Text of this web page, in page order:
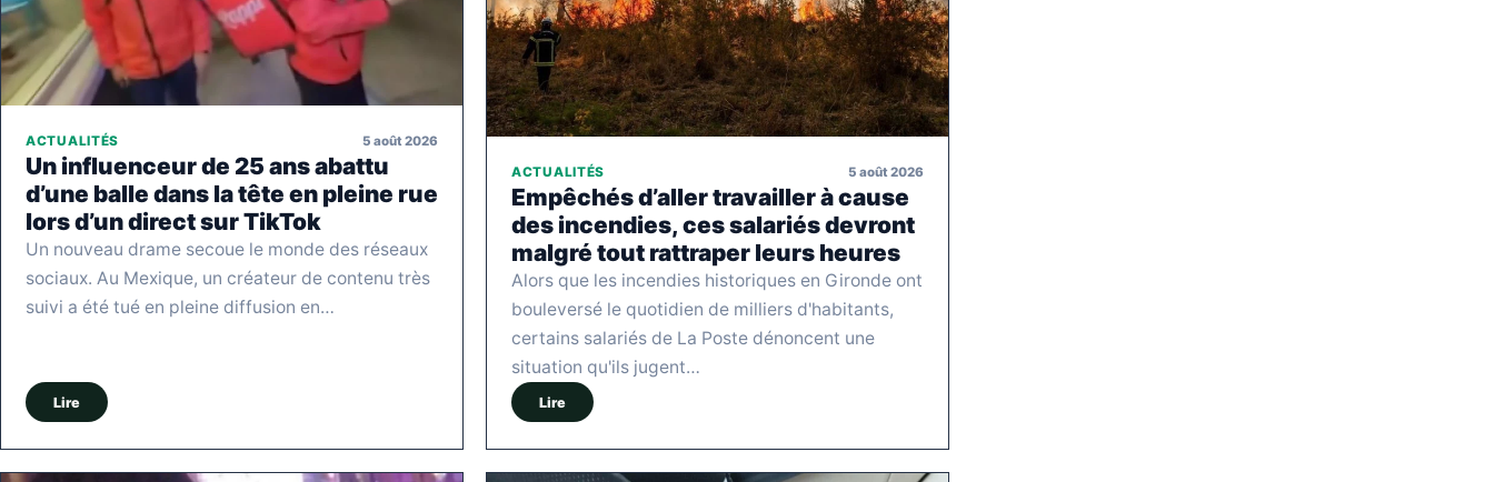
ACTUALITÉS 5 août 2026
Un influenceur de 25 ans abattu
d’une balle dans la tête en pleine rue
lors d’un direct sur TikTok
Un nouveau drame secoue le monde des réseaux
sociaux. Au Mexique, un créateur de contenu très
suivi a été tué en pleine diffusion en…
Lire
ACTUALITÉS 5 août 2026
Empêchés d’aller travailler à cause
des incendies, ces salariés devront
malgré tout rattraper leurs heures
Alors que les incendies historiques en Gironde ont
bouleversé le quotidien de milliers d'habitants,
certains salariés de La Poste dénoncent une
situation qu'ils jugent…
Lire